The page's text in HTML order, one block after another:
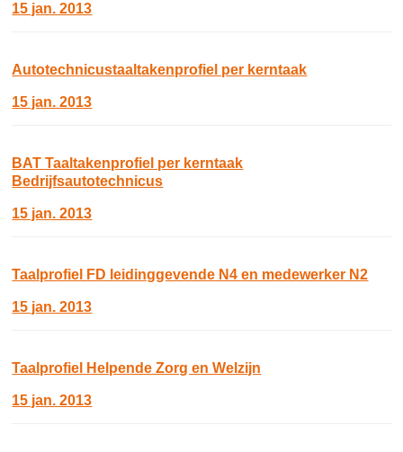
15 jan. 2013
Autotechnicustaaltakenprofiel per kerntaak
15 jan. 2013
BAT Taaltakenprofiel per kerntaak
Bedrijfsautotechnicus
15 jan. 2013
Taalprofiel FD leidinggevende N4 en medewerker N2
15 jan. 2013
Taalprofiel Helpende Zorg en Welzijn
15 jan. 2013